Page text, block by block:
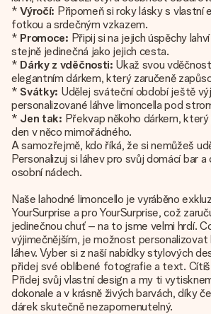
*Výročí: Připomeň si roky lásky s vlastní
fotkou a srdečným vzkazem.
* Promoce: Připij si na jejich úspěchy
stejně jedinečná jako jejich cesta.
* Dárky z vděčnosti: Ukaž svou
elegantním dárkem, který zaručeně
*Svátky: Udělej sváteční období ještě
personalizované láhve limoncella pod
* Jen tak: Překvap někoho dárkem,
den v něco mimořádného.
A samozřejmě, kdo říká, že si nemůžeš
Personalizuj si láhev pro svůj domácí bar
osobní nádech.
Naše lahodné limoncello je vyráběno
YourSurprise a pro YourSurprise, což
jedinečnou chuť – na to jsme velmi hrdí.
výjimečnějším, je možnost personalizovat
láhev. Vyber si z naší nabídky stylových
přidej své oblíbené fotografie a text.
Přidej svůj vlastní design a my ti
dokonale a v krásně živých barvách, díky
dárek skutečně nezapomenutelný.